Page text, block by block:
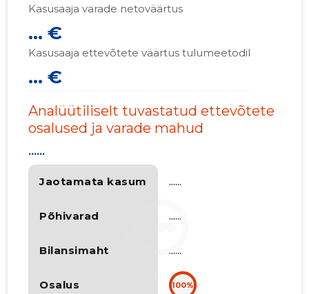
Kasusaaja varade netoväärtus
... €
Kasusaaja ettevõtete väärtus tulumeetodil
... €
Analüütiliselt tuvastatud ettevõtete
osalused ja varade mahud
Jaotamata kasum
Põhivarad
Bilansimaht
Osalus
......
......
......
......
100%